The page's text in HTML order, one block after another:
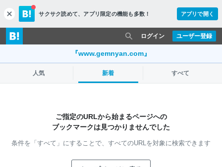
c
l
o
s
サクサク読めて、 アプリ限定の機能も多数！ アプリで開く
ユーザー登録
ログイン
『www.gemnyan.com』
人気 新着 すべて
ご指定のURLから始まるページへの
ブックマークは見つかりませんでした
条件を「すべて」にすることで、 すべてのURLを対象に検索できます